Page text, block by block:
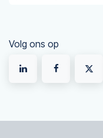
Volg ons op